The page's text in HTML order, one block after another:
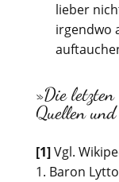
lieber
irgendwo
»Die letzten
Quellen
[1]Vgl.
1. Baron